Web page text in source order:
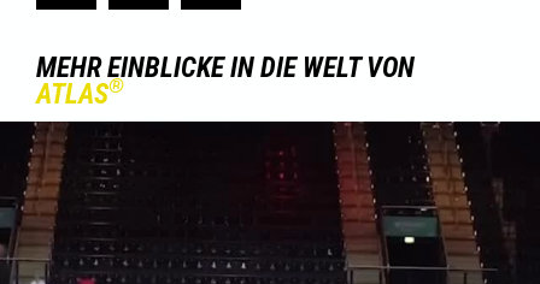
MEHR EINBLICKE IN DIE WELT VON
ATLAS®